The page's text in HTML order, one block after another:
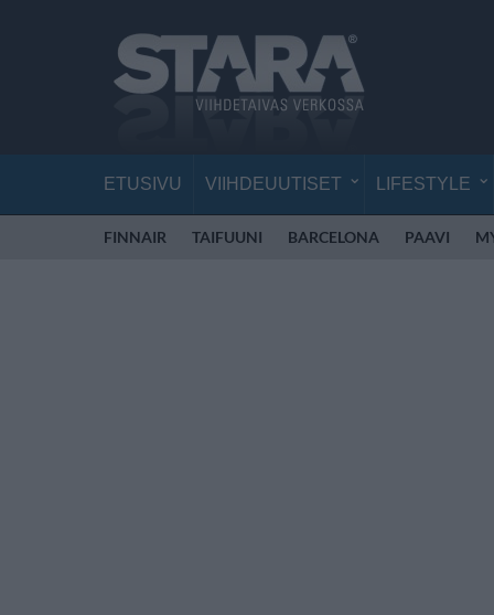
ETUSIVU VIIHDEUUTISET LIFESTYLE
FINNAIR TAIFUUNI BARCELONA PAAVI